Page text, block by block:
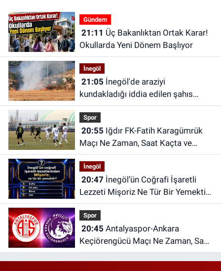
Gündem
21:11
Okullarda Yeni Dönem Başlıyor
İnegöl
21:05
kundakladığı iddia edilen şahıs
yakalandı
Spor
20:55
Maçı Ne Zaman, Saat Kaçta ve
Hangi Kanalda?
İnegöl
20:47
Lezzeti Mişoriz Ne Tür Bir Yemektir?
Bu Sorunun Cevabını Herkes
Bilmiyor
Spor
20:45
Keçiörengücü Maçı Ne Zaman, Saat
Kaçta ve Hangi Kanalda?